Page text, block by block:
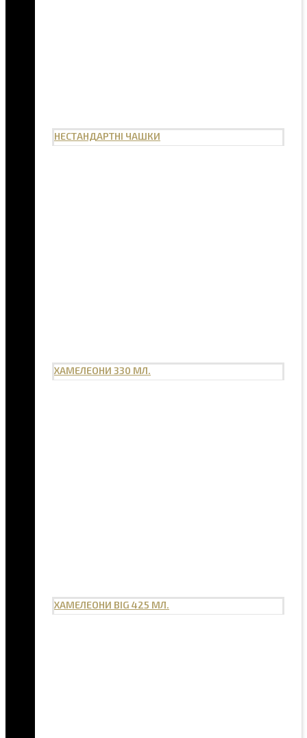
НЕСТАНДАРТНІ ЧАШКИ
ХАМЕЛЕОНИ 330 МЛ.
ХАМЕЛЕОНИ BIG 425 МЛ.